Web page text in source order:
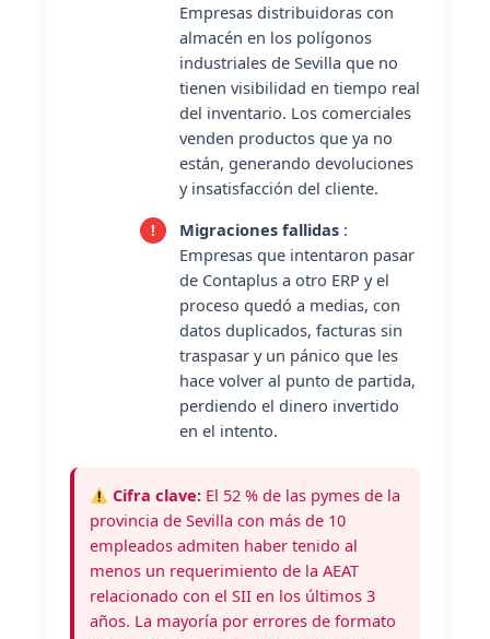
Empresas distribuidoras con
almacén en los polígonos
industriales de Sevilla que no
tienen visibilidad en tiempo real
del inventario. Los comerciales
venden productos que ya no
están, generando devoluciones
y insatisfacción del cliente.
Migraciones fallidas:
Empresas que intentaron pasar
de Contaplus a otro ERP y el
proceso quedó a medias, con
datos duplicados, facturas sin
traspasar y un pánico que les
hace volver al punto de partida,
perdiendo el dinero invertido
en el intento.
Cifra clave:El 52 % de las pymes de la
provincia de Sevilla con más de 10
empleados admiten haber tenido al
menos un requerimiento de la AEAT
relacionado con el SII en los últimos 3
años. La mayoría por errores de formato